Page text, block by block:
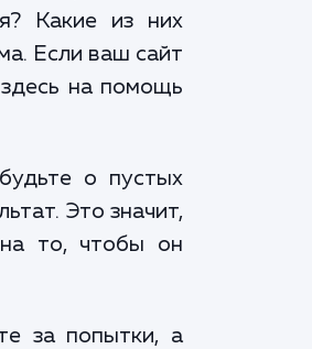
Какие из них
Если ваш сайт
на помощь
о пустых
Это значит,
то, чтобы он
за попытки, а